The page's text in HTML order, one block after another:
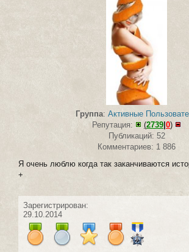
Группа: Активные
Репутация:
(2739|0)
Публикаций: 52
Комментариев: 1 886
Я очень люблю когда так заканчиваются
+
Зарегистрирован:
29.10.2014